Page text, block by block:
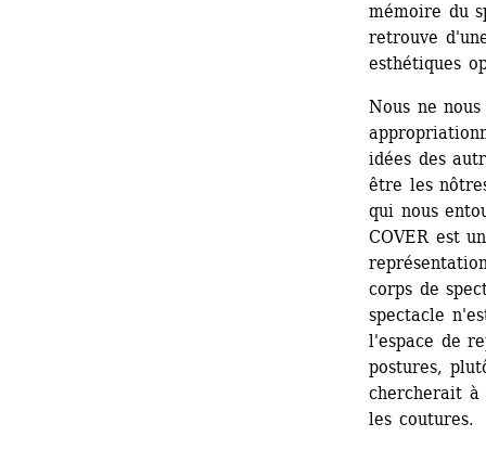
mémoire du
retrouve
esthétiques
Nous ne
idées des
être les
qui nous
COVER est
corps de
spectacle
l'espace de
postures,
chercherait
les coutures.